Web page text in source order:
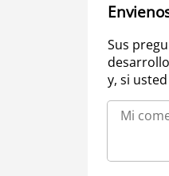
Sus
y, si